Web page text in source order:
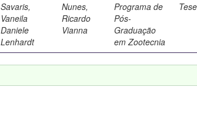
Savaris,
Vaneila
Daniele
Lenhardt
Nunes,
Ricardo
Vianna
Programa de
Pós-
Graduação
em Zootecnia
Tese